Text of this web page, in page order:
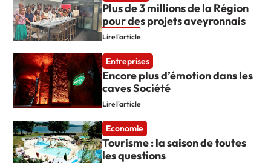
Plus de 3 millions de la Région
pour des projets aveyronnais
Lire l'article
Entreprises
Encore plus d’émotion dans les
caves Société
Lire l'article
Economie
Tourisme : la saison de toutes
les questions